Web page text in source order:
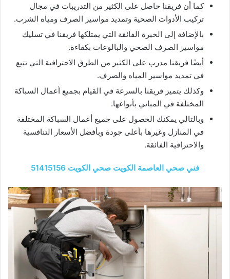
كما أن فريقنا حاصل على الكثير من التدريبات في مجال
تركيب الأدوات الصحية وتمديد مواسير الصرف ومياه الشرب.
بالإضافة إلى الخبرة الفائقة التي يمتلكها فريقنا في تسليك
مواسير الصرف الصحي والبالوعات بكفاءة.
أيضًا فريقنا مدرب على الكثير من الطرق الاحترافية التي تتبع
في تمديد مواسير المياه والصرف.
وكذلك يتميز فريقنا بالسرعة في القيام بجميع أعمال السباكة
المختلفة في المباني بأنواعها.
وبالتالي يمكنك الحصول على جميع أعمال السباكة المختلفة
في المنازل وغيرها بأعلى جودة وبأفضل الأسعار التنافسية
والاحترافية الفائقة.
فني صحي العاصمة الكويت صحي الكويت 51415156